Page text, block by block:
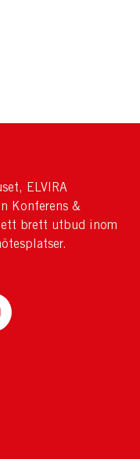
ELVIRA
Konferens &
ett brett utbud inom